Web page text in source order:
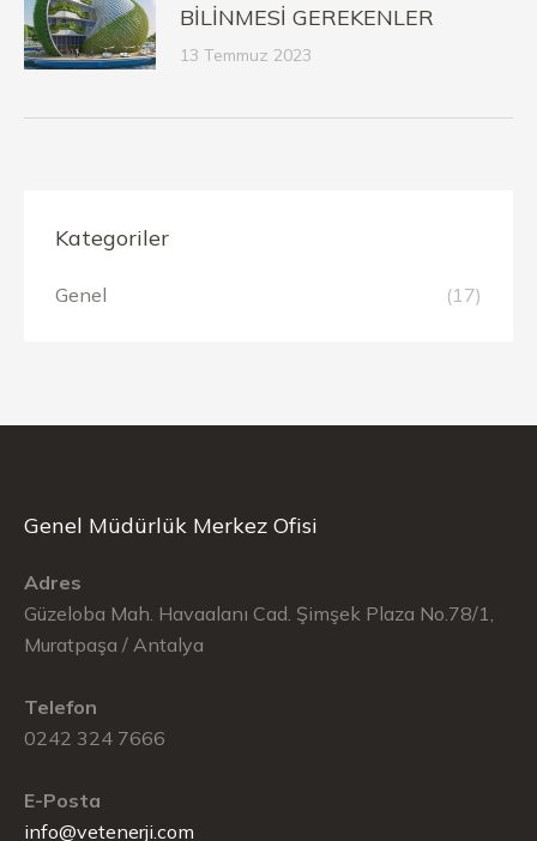
BİLİNMESİ GEREKENLER
13 Temmuz 2023
Kategoriler
Genel (17)
Genel Müdürlük Merkez Ofisi
Adres
Güzeloba Mah. Havaalanı Cad. Şimşek Plaza No.78/1,
Muratpaşa / Antalya
Telefon
0242 324 7666
E-Posta
info@vetenerji.com